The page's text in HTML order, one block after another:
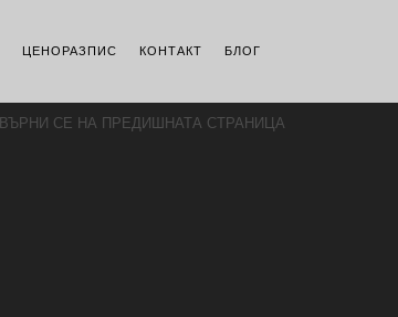
ЦЕНОРАЗПИС КОНТАКТ БЛОГ
ВЪРНИ СЕ НА ПРЕДИШНАТА СТРАНИЦА